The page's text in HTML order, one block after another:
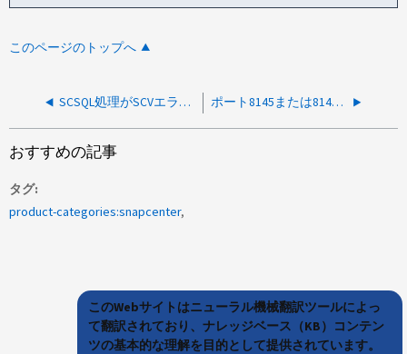
このページのトップへ
SCSQL処理がSCVエラーで失敗する：許可が失敗し、無効なクレデンシャルがある ポート8145または8146の通信障害により、SCSQLリソースの検出またはバックアップが失敗します
おすすめの記事
タグ
product-categories:snapcenter
このWebサイトはニューラル機械翻訳ツールによっ
て翻訳されており、ナレッジベース（KB）コンテン
ツの基本的な理解を目的として提供されています。